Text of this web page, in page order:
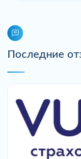
Последние